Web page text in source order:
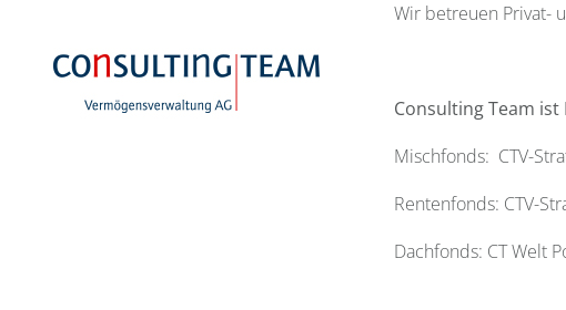
Wir betreuen Privat-
Consulting Team
Mischfonds: CTV-
Rentenfonds: CTV-
Dachfonds: CT Welt